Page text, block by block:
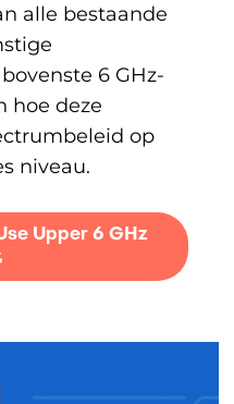
alle bestaande
6 GHz-
hoe deze
op
niveau.
Upper 6 GHz